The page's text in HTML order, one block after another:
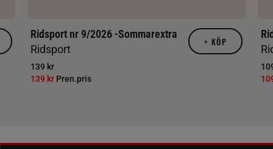
Ridsport nr 9/2026 -Sommarextra
Ridsport
139 kr
139 kr Pren.pris
+ KÖP